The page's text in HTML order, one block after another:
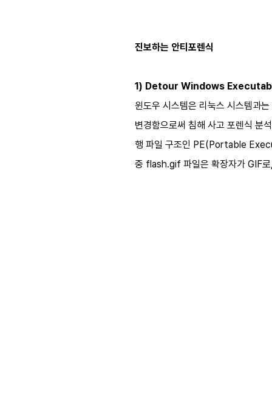
진보하는 안티포렌식
1) Detour Windows
윈도우 시스템은 리눅스 시스템과
변경함으로써 침해 사고 포렌식 분
행 파일 구조인 PE(Portable
중 flash.gif 파일은 확장자가 GIF로